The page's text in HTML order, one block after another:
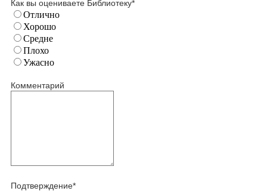
Как вы оцениваете Библиотеку*
Отлично
Хорошо
Средне
Плохо
Ужасно
Комментарий
Подтверждение*